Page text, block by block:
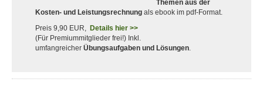
Themen aus der
Kosten- und Leistungsrechnung als ebook im pdf-Format.
Preis 9,90 EUR, Details hier >>
(Für Premiummitglieder frei!) Inkl.
umfangreicher Übungsaufgaben und Lösungen.